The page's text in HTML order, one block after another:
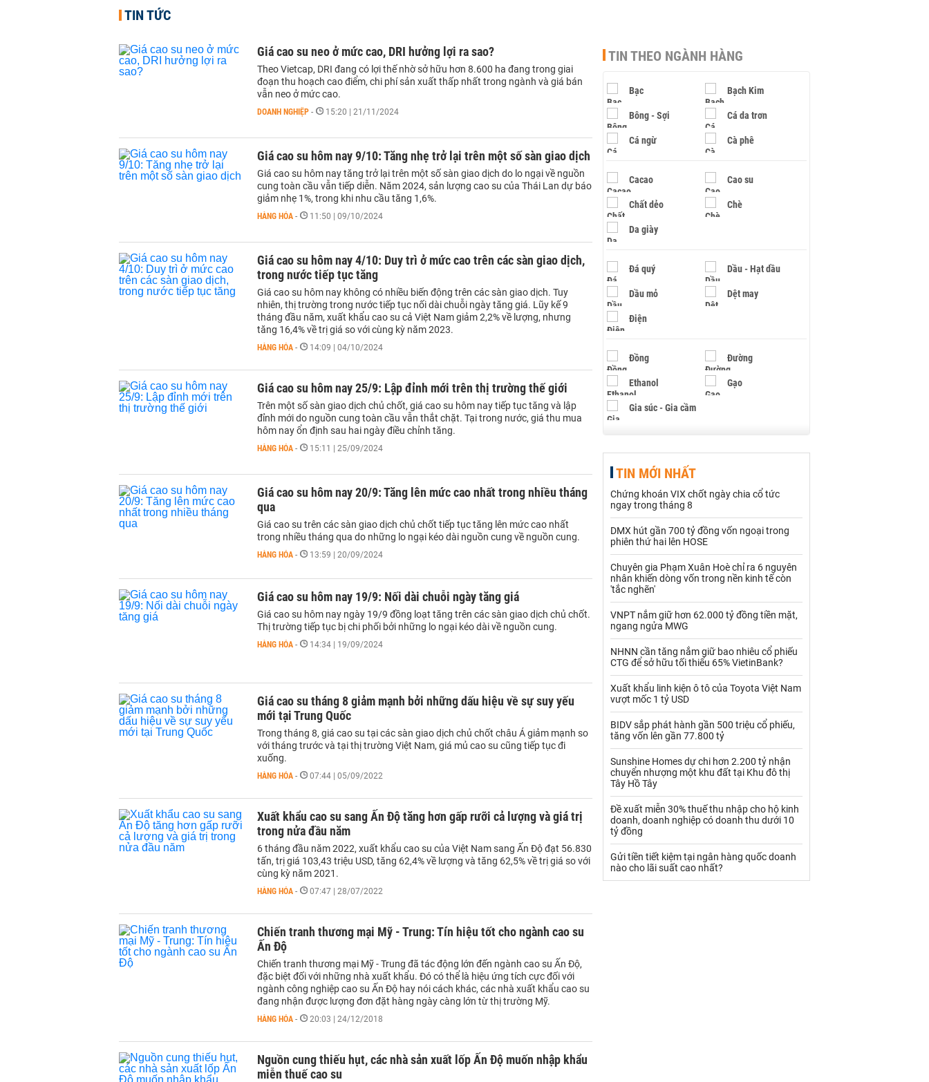
TIN TỨC
Giá cao su neo ở mức cao, DRI hưởng lợi ra sao?
Theo Vietcap, DRI đang có lợi thế nhờ sở hữu hơn 8.600 ha đang trong giai
đoạn thu hoạch cao điểm, chi phí sản xuất thấp nhất trong ngành và giá bán
vẫn neo ở mức cao.
DOANH NGHIỆP - 15:20 | 21/11/2024
Giá cao su hôm nay 9/10: Tăng nhẹ trở lại trên một số sàn giao dịch
Giá cao su hôm nay tăng trở lại trên một số sàn giao dịch do lo ngại về nguồn
cung toàn cầu vẫn tiếp diễn. Năm 2024, sản lượng cao su của Thái Lan dự báo
giảm nhẹ 1%, trong khi nhu cầu tăng 1,6%.
HÀNG HÓA - 11:50 | 09/10/2024
Giá cao su hôm nay 4/10: Duy trì ở mức cao trên các sàn giao dịch,
trong nước tiếp tục tăng
Giá cao su hôm nay không có nhiều biến động trên các sàn giao dịch. Tuy
nhiên, thị trường trong nước tiếp tục nối dài chuỗi ngày tăng giá. Lũy kế 9
tháng đầu năm, xuất khẩu cao su cả Việt Nam giảm 2,2% về lượng, nhưng
tăng 16,4% về trị giá so với cùng kỳ năm 2023.
HÀNG HÓA - 14:09 | 04/10/2024
Giá cao su hôm nay 25/9: Lập đỉnh mới trên thị trường thế giới
Trên một số sàn giao dịch chủ chốt, giá cao su hôm nay tiếp tục tăng và lập
đỉnh mới do nguồn cung toàn cầu vẫn thắt chặt. Tại trong nước, giá thu mua
hôm nay ổn định sau hai ngày điều chỉnh tăng.
HÀNG HÓA - 15:11 | 25/09/2024
Giá cao su hôm nay 20/9: Tăng lên mức cao nhất trong nhiều tháng
qua
Giá cao su trên các sàn giao dịch chủ chốt tiếp tục tăng lên mức cao nhất
trong nhiều tháng qua do những lo ngại kéo dài nguồn cung về nguồn cung.
HÀNG HÓA - 13:59 | 20/09/2024
Giá cao su hôm nay 19/9: Nối dài chuỗi ngày tăng giá
Giá cao su hôm nay ngày 19/9 đồng loạt tăng trên các sàn giao dịch chủ chốt.
Thị trường tiếp tục bị chi phối bởi những lo ngại kéo dài về nguồn cung.
HÀNG HÓA - 14:34 | 19/09/2024
Giá cao su tháng 8 giảm mạnh bởi những dấu hiệu về sự suy yếu
mới tại Trung Quốc
Trong tháng 8, giá cao su tại các sàn giao dịch chủ chốt châu Á giảm mạnh so
với tháng trước và tại thị trường Việt Nam, giá mủ cao su cũng tiếp tục đi
xuống.
HÀNG HÓA - 07:44 | 05/09/2022
Xuất khẩu cao su sang Ấn Độ tăng hơn gấp rưỡi cả lượng và giá trị
trong nửa đầu năm
6 tháng đầu năm 2022, xuất khẩu cao su của Việt Nam sang Ấn Độ đạt 56.830
tấn, trị giá 103,43 triệu USD, tăng 62,4% về lượng và tăng 62,5% về trị giá so với
cùng kỳ năm 2021.
HÀNG HÓA - 07:47 | 28/07/2022
Chiến tranh thương mại Mỹ - Trung: Tín hiệu tốt cho ngành cao su
Ấn Độ
Chiến tranh thương mại Mỹ - Trung đã tác động lớn đến ngành cao su Ấn Độ,
đặc biệt đối với những nhà xuất khẩu. Đó có thể là hiệu ứng tích cực đối với
ngành công nghiệp cao su Ấn Độ hay nói cách khác, các nhà xuất khẩu cao su
đang nhận được lượng đơn đặt hàng ngày càng lớn từ thị trường Mỹ.
HÀNG HÓA - 20:03 | 24/12/2018
Nguồn cung thiếu hụt, các nhà sản xuất lốp Ấn Độ muốn nhập khẩu
miễn thuế cao su
TIN THEO NGÀNH HÀNG
Bạc Bạch Kim
Bông - Sợi Cá da trơn
Cá ngừ Cà phê
Cacao Cao su
Chất dẻo Chè
Da giày
Đá quý Dầu - Hạt dầu
Dầu mỏ Dệt may
Điện
Đồng Đường
Ethanol Gạo
Gia súc - Gia cầm
Hạt điều
Khí đốt
Kim loại khác Mắc ca
Muối Ngũ cốc
Nhựa - Hạt nhựa
Palladium
Rau - Củ -Quả Sắt thép
Sữa
Than Thức ăn chăn nuôi
Thủy hải sản khác
Vàng
VLXD khác Xăng dầu
Xi măng - Clynker
TIN MỚI NHẤT
Chứng khoán VIX chốt ngày chia cổ tức
ngay trong tháng 8
DMX hút gần 700 tỷ đồng vốn ngoại trong
phiên thứ hai lên HOSE
Chuyên gia Phạm Xuân Hoè chỉ ra 6 nguyên
nhân khiến dòng vốn trong nền kinh tế còn
'tắc nghẽn'
VNPT nắm giữ hơn 62.000 tỷ đồng tiền mặt,
ngang ngửa MWG
NHNN cần tăng nắm giữ bao nhiêu cổ phiếu
CTG để sở hữu tối thiểu 65% VietinBank?
Xuất khẩu linh kiện ô tô của Toyota Việt Nam
vượt mốc 1 tỷ USD
BIDV sắp phát hành gần 500 triệu cổ phiếu,
tăng vốn lên gần 77.800 tỷ
Sunshine Homes dự chi hơn 2.200 tỷ nhận
chuyển nhượng một khu đất tại Khu đô thị
Tây Hồ Tây
Đề xuất miễn 30% thuế thu nhập cho hộ kinh
doanh, doanh nghiệp có doanh thu dưới 10
tỷ đồng
Gửi tiền tiết kiệm tại ngân hàng quốc doanh
nào cho lãi suất cao nhất?